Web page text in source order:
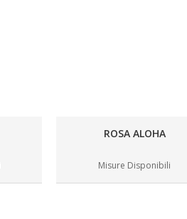
ROSA ALOHA
Misure Disponibili